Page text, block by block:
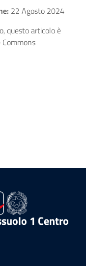
22 Agosto 2024
questo articolo è
1 Centro